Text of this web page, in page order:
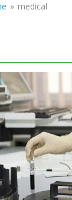
» medical